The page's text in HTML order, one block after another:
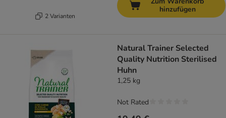
2 Varianten
hinzufügen
Natural Trainer Selected
Quality Nutrition Sterilised
Huhn
1,25 kg
Not Rated